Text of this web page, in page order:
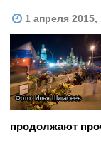
1 апреля 2015,
Фото: Илья Шигабеев
продолжают